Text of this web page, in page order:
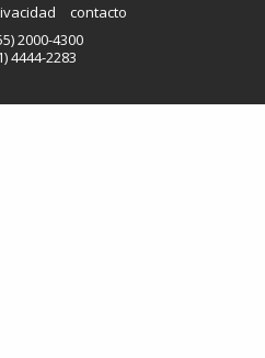
contacto
2000-4300
4444-2283